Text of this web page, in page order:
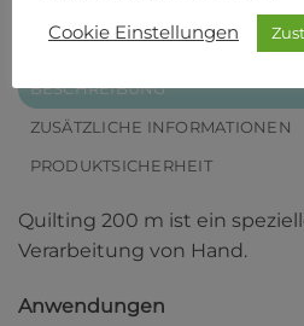
BESCHREIBUNG
ZUSÄTZLICHE INFORMATIONEN
PRODUKTSICHERHEIT
Quilting 200 m ist ein
Verarbeitung von Hand.
Anwendungen
Cookie Einstellungen